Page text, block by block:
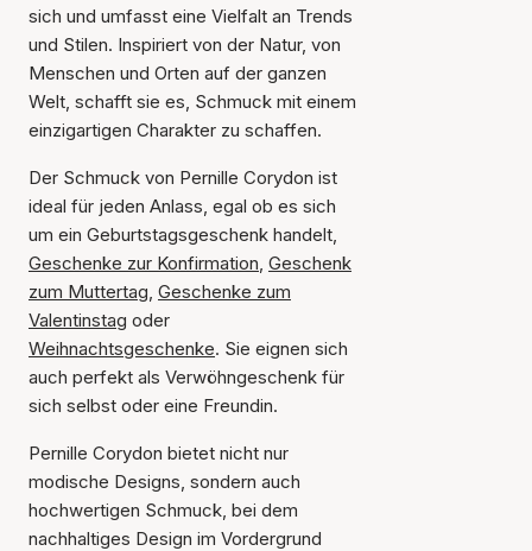
sich und umfasst eine Vielfalt an Trends
und Stilen. Inspiriert von der Natur, von
Menschen und Orten auf der ganzen
Welt, schafft sie es, Schmuck mit einem
einzigartigen Charakter zu schaffen.
Der Schmuck von Pernille Corydon ist
ideal für jeden Anlass, egal ob es sich
um ein Geburtstagsgeschenk handelt,
Geschenke zur Konfirmation, Geschenk
zum Muttertag, Geschenke zum
Valentinstag oder
Weihnachtsgeschenke. Sie eignen sich
auch perfekt als Verwöhngeschenk für
sich selbst oder eine Freundin.
Pernille Corydon bietet nicht nur
modische Designs, sondern auch
hochwertigen Schmuck, bei dem
nachhaltiges Design im Vordergrund